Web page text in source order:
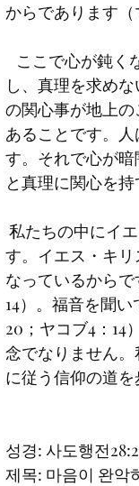
からであります（
し、真理を求め
の関心事が地上
あることです。
す。それで心が
と真理に関心を
す。イエス・キ
なっているから
14）。福音を聞
20；ヤコブ4：14
念でなりません
に従う信仰の道を
성경: 사도행전
제목: 마음이 완악